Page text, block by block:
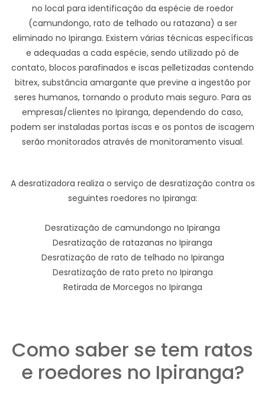
no local para identificação da espécie de roedor
(camundongo, rato de telhado ou ratazana) a ser
eliminado no Ipiranga. Existem várias técnicas específicas
e adequadas a cada espécie, sendo utilizado pó de
contato, blocos parafinados e iscas pelletizadas contendo
bitrex, substância amargante que previne a ingestão por
seres humanos, tornando o produto mais seguro. Para as
empresas/clientes no Ipiranga, dependendo do caso,
podem ser instaladas portas iscas e os pontos de iscagem
serão monitorados através de monitoramento visual.
A desratizadora realiza o serviço de desratização contra os
seguintes roedores no Ipiranga:
Desratização de camundongo no Ipiranga
Desratização de ratazanas no Ipiranga
Desratização de rato de telhado no Ipiranga
Desratização de rato preto no Ipiranga
Retirada de Morcegos no Ipiranga
Como saber se tem ratos
e roedores no Ipiranga?